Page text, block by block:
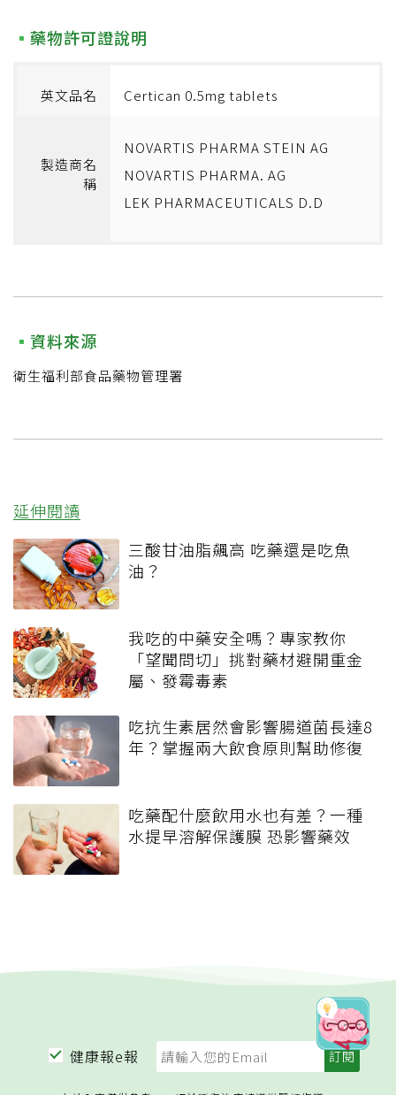
藥物許可證說明
英文品名 Certican 0.5mg tablets
製造商名
稱
NOVARTIS PHARMA STEIN AG
NOVARTIS PHARMA. AG
LEK PHARMACEUTICALS D.D
資料來源
衛生福利部食品藥物管理署
延伸閱讀
三酸甘油脂飆高 吃藥還是吃魚
油？
我吃的中藥安全嗎？專家教你
「望聞問切」挑對藥材避開重金
屬、發霉毒素
吃抗生素居然會影響腸道菌長達8
年？掌握兩大飲食原則幫助修復
吃藥配什麼飲用水也有差？一種
水提早溶解保護膜 恐影響藥效
健康報e報